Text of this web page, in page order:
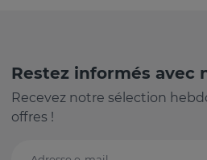
Restez informés avec
Recevez notre sélection
offres !